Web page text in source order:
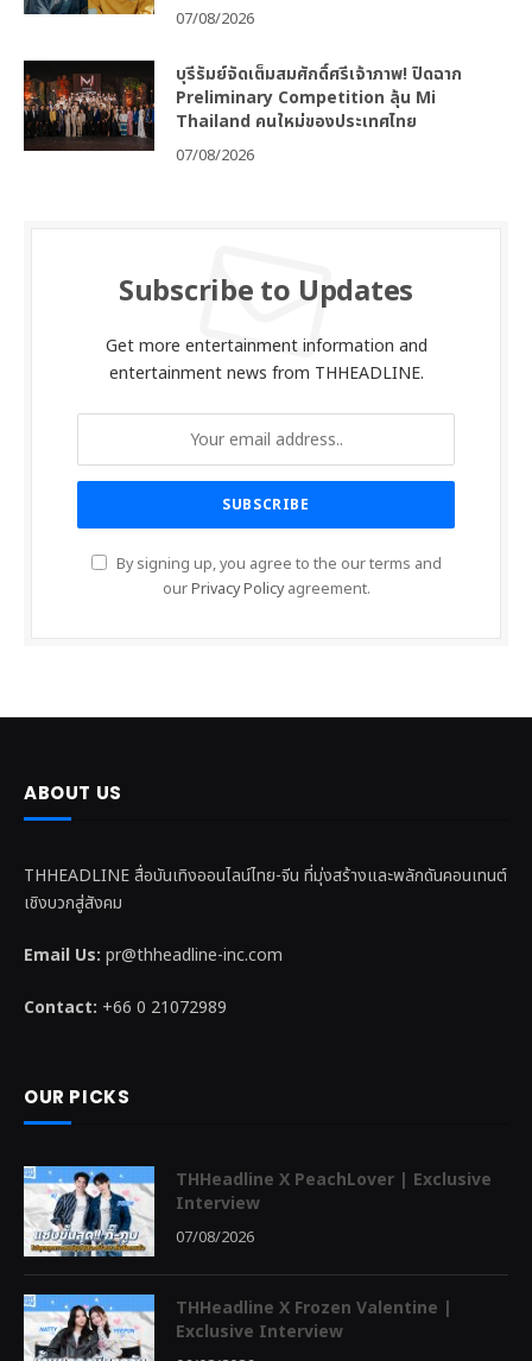
07/08/2026
บุรีรัมย์จัดเต็มสมศักดิ์ศรีเจ้าภาพ! ปิดฉาก
Preliminary Competition ลุ้น Mi
Thailand คนใหม่ของประเทศไทย
07/08/2026
Subscribe to Updates
Get more entertainment information and
entertainment news from THHEADLINE.
By signing up, you agree to the our terms and
ourPrivacy Policyagreement.
ABOUT US
THHEADLINE สื่อบันเทิงออนไลน์ไทย-จีน ที่มุ่งสร้างและพลักดันคอนเทนต์
เชิงบวกสู่สังคม
Email Us: pr@thheadline-inc.com
Contact: +66 0 21072989
OUR PICKS
THHeadline X PeachLover | Exclusive
Interview
07/08/2026
THHeadline X Frozen Valentine |
Exclusive Interview